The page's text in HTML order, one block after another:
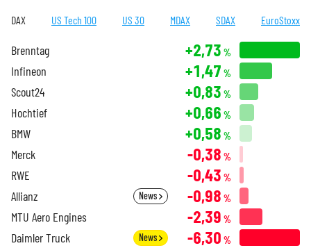
DAX US Tech 100 US 30 MDAX SDAX EuroStoxx
Brenntag +2,73 %
Infineon +1,47 %
Scout24 +0,83 %
Hochtief +0,66 %
BMW +0,58 %
Merck -0,38 %
RWE -0,43 %
Allianz News -0,98 %
MTU Aero Engines -2,39 %
Daimler Truck News -6,30 %